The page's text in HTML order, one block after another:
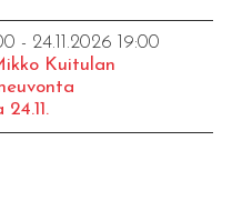
- 24.11.2026 19:00
Kuitulan